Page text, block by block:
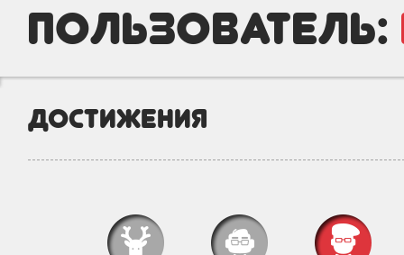
пользователь:
Достижения